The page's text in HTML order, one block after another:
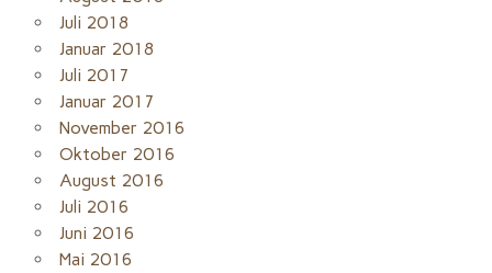
Juli 2018
Januar 2018
Juli 2017
Januar 2017
November 2016
Oktober 2016
August 2016
Juli 2016
Juni 2016
Mai 2016